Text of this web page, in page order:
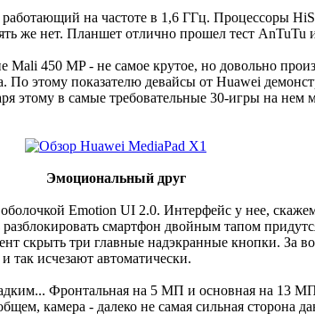
на частоте в 1,6 ГГц. Процессоры
же нет. Планшет отлично прошел тест AnTuTu
450 MP - не самое крутое, но довольно
По этому показателю девайсы от Huawei
этому в самые требовательные 30-игры на нем
Эмоциональный друг
Emotion UI 2.0. Интерфейс у нее,
смартфон двойным тапом
скрыть три главные надэкранные кнопки. За
так исчезают автоматически.
Фронтальная на 5 МП и основная на 13
камера - далеко не самая сильная сторона